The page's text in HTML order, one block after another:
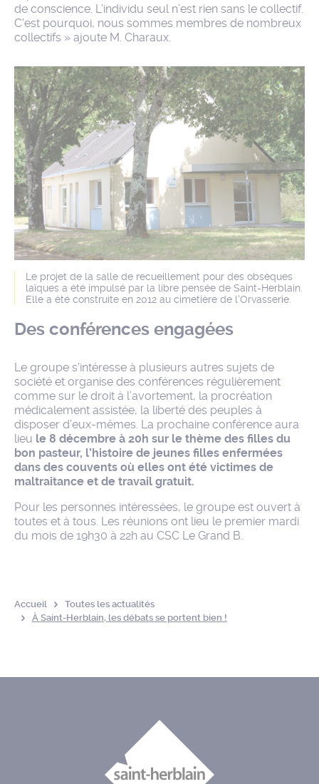
de conscience. L’individu seul n’est rien sans le collectif.
C’est pourquoi, nous sommes membres de nombreux
collectifs » ajoute M. Charaux.
Le projet de la salle de recueillement pour des obsèques
laïques a été impulsé par la libre pensée de Saint-Herblain.
Elle a été construite en 2012 au cimetière de l'Orvasserie.
Des conférences engagées
Le groupe s’intéresse à plusieurs autres sujets de
société et organise des conférences régulièrement
comme sur le droit à l’avortement, la procréation
médicalement assistée, la liberté des peuples à
disposer d’eux-mêmes. La prochaine conférence aura
lieu le 8 décembre à 20h sur le thème des filles du
bon pasteur, l’histoire de jeunes filles enfermées
dans des couvents où elles ont été victimes de
maltraitance et de travail gratuit.
Pour les personnes intéressées, le groupe est ouvert à
toutes et à tous. Les réunions ont lieu le premier mardi
du mois de 19h30 à 22h au CSC Le Grand B.
Accueil
Toutes les actualités
À Saint-Herblain, les débats se portent bien !